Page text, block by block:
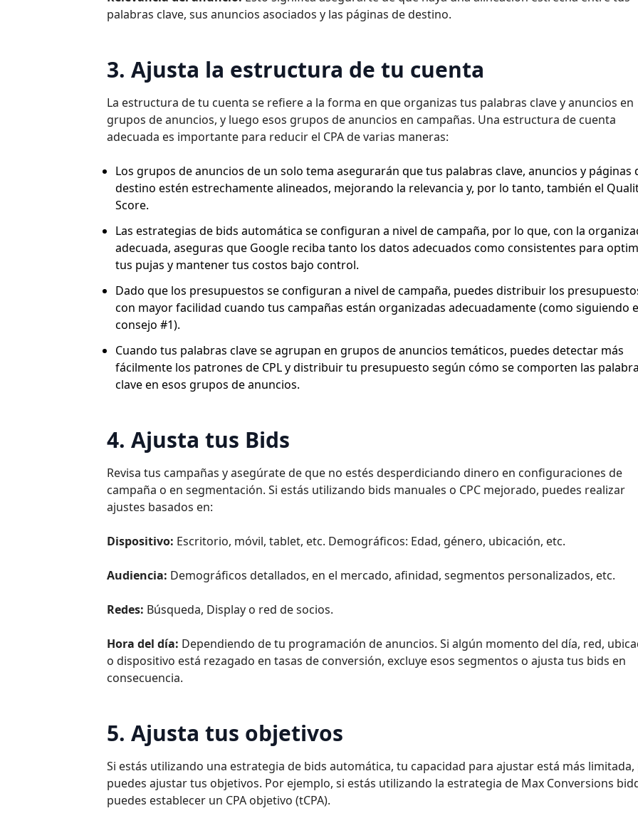
palabras clave, sus anuncios asociados y las páginas de destino.
3. Ajusta la estructura de tu cuenta
La estructura de tu cuenta se refiere a la forma en que organizas tus palabras clave y anuncios en
grupos de anuncios, y luego esos grupos de anuncios en campañas. Una estructura de cuenta
adecuada es importante para reducir el CPA de varias maneras:
Los grupos de anuncios de un solo tema asegurarán que tus palabras clave, anuncios y páginas
destino estén estrechamente alineados, mejorando la relevancia y, por lo tanto, también el
Score.
Las estrategias de bids automática se configuran a nivel de campaña, por lo que, con la
adecuada, aseguras que Google reciba tanto los datos adecuados como consistentes para
tus pujas y mantener tus costos bajo control.
Dado que los presupuestos se configuran a nivel de campaña, puedes distribuir los
con mayor facilidad cuando tus campañas están organizadas adecuadamente (como siguiendo
consejo #1).
Cuando tus palabras clave se agrupan en grupos de anuncios temáticos, puedes detectar más
fácilmente los patrones de CPL y distribuir tu presupuesto según cómo se comporten las
clave en esos grupos de anuncios.
4. Ajusta tus Bids
Revisa tus campañas y asegúrate de que no estés desperdiciando dinero en configuraciones de
campaña o en segmentación. Si estás utilizando bids manuales o CPC mejorado, puedes realizar
ajustes basados en:
Dispositivo: Escritorio, móvil, tablet, etc. Demográficos: Edad, género, ubicación, etc.
Audiencia: Demográficos detallados, en el mercado, afinidad, segmentos personalizados, etc.
Redes: Búsqueda, Display o red de socios.
Hora del día: Dependiendo de tu programación de anuncios. Si algún momento del día, red,
o dispositivo está rezagado en tasas de conversión, excluye esos segmentos o ajusta tus bids en
consecuencia.
5. Ajusta tus objetivos
Si estás utilizando una estrategia de bids automática, tu capacidad para ajustar está más limitada,
puedes ajustar tus objetivos. Por ejemplo, si estás utilizando la estrategia de Max Conversions
puedes establecer un CPA objetivo (tCPA).